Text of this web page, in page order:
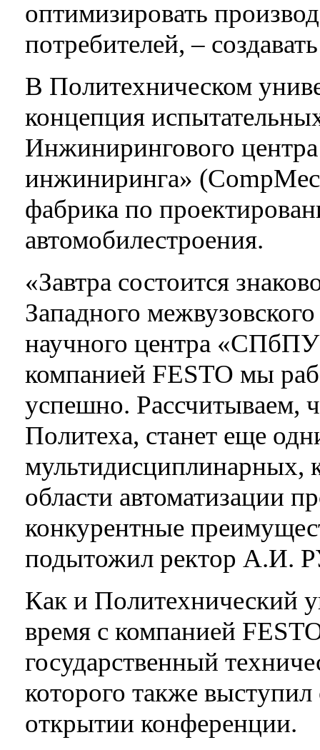
оптимизировать
потребителей, –
В Политехническом
концепция
Инжинирингового
инжиниринга»
фабрика по
автомобилестроения.
«Завтра состоится
Западного
научного центра
компанией FESTO мы
успешно. Рассчитываем,
Политеха, станет еще
мультидисциплинарных,
области автоматизации
конкурентные
подытожил ректор А.И.
Как и Политехнический
время с компанией
государственный
которого также
открытии конференции.